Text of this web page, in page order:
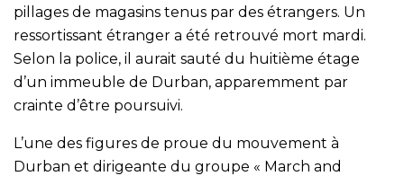
pillages de magasins tenus par des étrangers. Un
ressortissant étranger a été retrouvé mort mardi.
Selon la police, il aurait sauté du huitième étage
d’un immeuble de Durban, apparemment par
crainte d’être poursuivi.
L’une des figures de proue du mouvement à
Durban et dirigeante du groupe « March and